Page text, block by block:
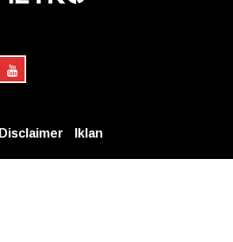
Disclaimer Iklan